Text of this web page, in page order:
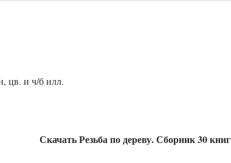
цв. и ч/б илл.
Скачать Резьба по дереву. Сборник 30 книг